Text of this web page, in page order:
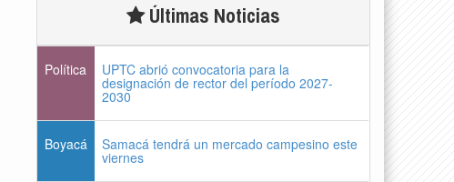
Últimas Noticias
Política UPTC abrió convocatoria para la
designación de rector del período 2027-
2030
Boyacá Samacá tendrá un mercado campesino este
viernes